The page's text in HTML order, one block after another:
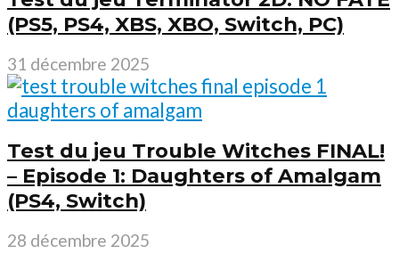
(PS5, PS4, XBS, XBO, Switch, PC)
31 décembre 2025
Test du jeu Trouble Witches FINAL!
– Episode 1: Daughters of Amalgam
(PS4, Switch)
28 décembre 2025